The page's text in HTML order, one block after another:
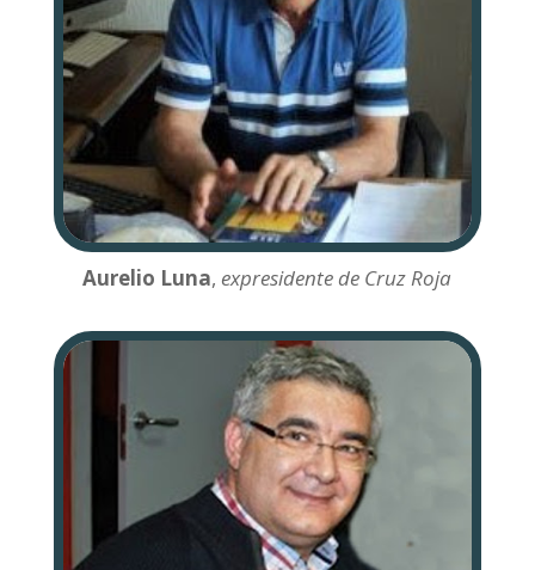
Aurelio Luna, expresidente de Cruz Roja